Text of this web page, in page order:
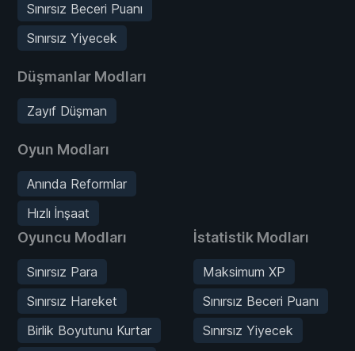
Sınırsız Beceri Puanı
Sınırsız Yiyecek
Düşmanlar Modları
Zayıf Düşman
Oyun Modları
Anında Reformlar
Hızlı İnşaat
Oyuncu Modları
Sınırsız Para
Sınırsız Hareket
Birlik Boyutunu Kurtar
İstatistik Modları
Maksimum XP
Sınırsız Beceri Puanı
Sınırsız Yiyecek